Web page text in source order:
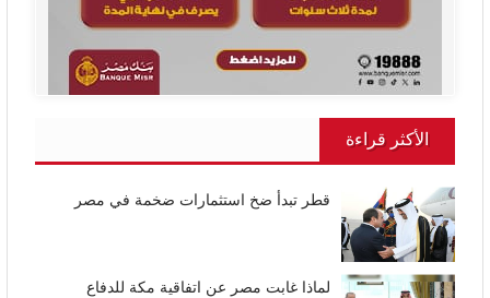
الأكثر قراءة
قطر تبدأ ضخ استثمارات ضخمة في مصر
لماذا غابت مصر عن اتفاقية مكة للدفاع